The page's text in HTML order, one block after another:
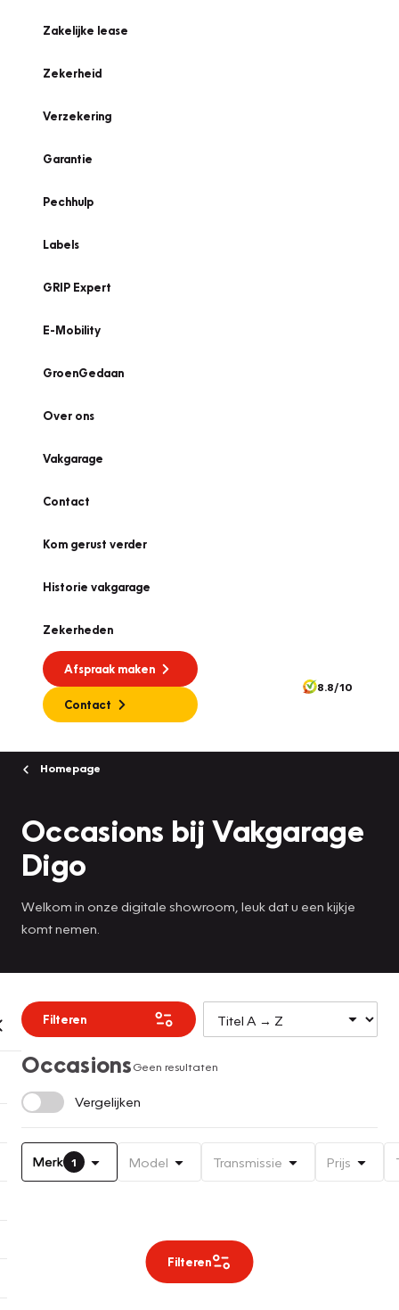
Zakelijke lease
Zekerheid
Verzekering
Garantie
Pechhulp
Labels
GRIP Expert
E-Mobility
GroenGedaan
Over ons
Vakgarage
Contact
Kom gerust verder
Historie vakgarage
Zekerheden
Afspraak maken
Contact
8.8/10
Homepage
Occasions bij Vakgarage
Digo
Welkom in onze digitale showroom, leuk dat u een kijkje
komt nemen.
Filteren
OccasionsGeen resultaten
Vergelijken
Merk 1 Model Transmissie Prijs
Filteren